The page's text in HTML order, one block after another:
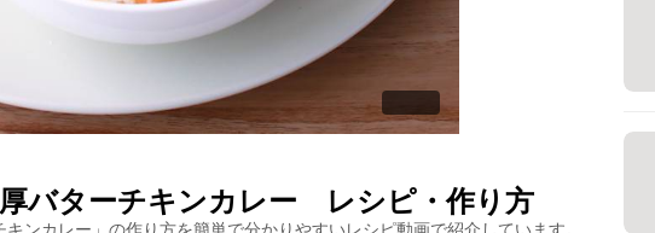
バターチキンカレー レシピ・作り方
キンカレー 」の作り方を簡単で分かりやすいレシピ動画で紹介しています。